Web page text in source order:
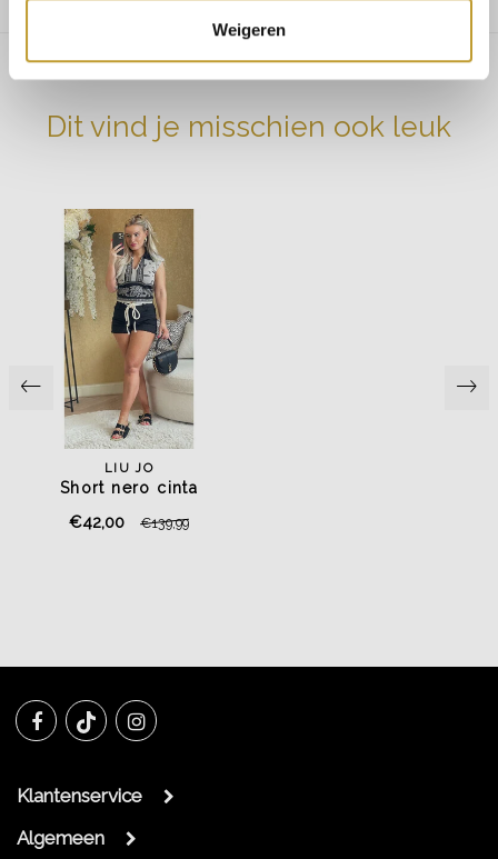
Weigeren
Dit vind je misschien ook leuk
LIU JO
Short nero cinta
€42,00 €139,99
Klantenservice
Algemeen